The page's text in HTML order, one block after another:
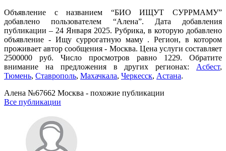
Объявление с названием “БИО ИЩУТ СУРРМАМУ”
добавлено пользователем “Алена”. Дата добавления
публикации – 24 Января 2025. Рубрика, в которую добавлено
объявление - Ищу суррогатную маму . Регион, в котором
проживает автор сообщения - Москва. Цена услуги составляет
2500000 руб. Число просмотров равно 1229. Обратите
внимание на предложения в других регионах: Асбест,
Тюмень, Ставрополь, Махачкала, Черкесск, Астана.
Алена №67662 Москва - похожие публикации
Все публикации